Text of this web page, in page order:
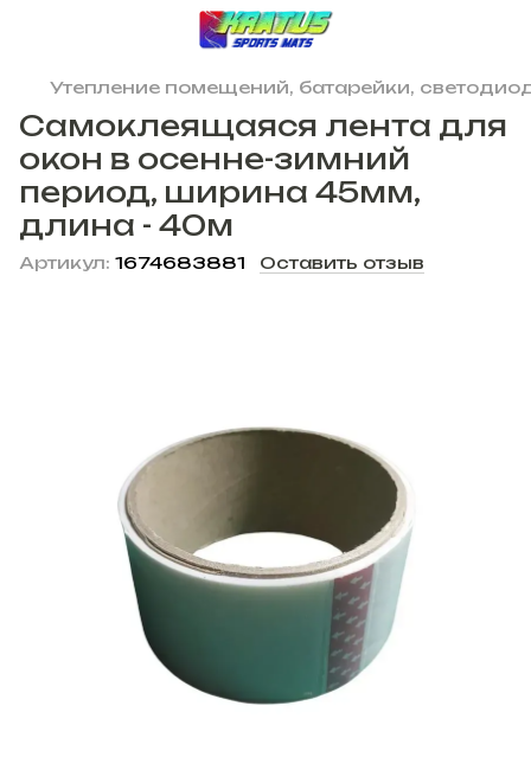
Утепление помещений, батарейки,
Самоклеящаяся лента для
окон в осенне-зимний
период, ширина 45мм,
длина - 40м
Артикул: 1674683881 Оставить отзыв